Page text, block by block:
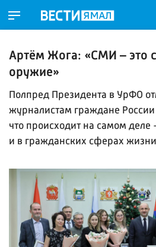
Артём Жога: «СМИ – это
оружие»
Полпред Президента в УрФО
журналистам граждане
что происходит на самом деле
и в гражданских сферах жизни